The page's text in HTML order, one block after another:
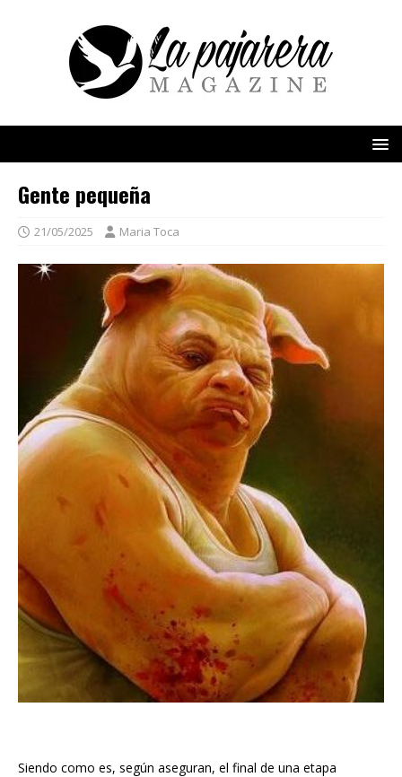
Gente pequeña
21/05/2025 Maria Toca
Siendo como es, según aseguran, el final de una etapa